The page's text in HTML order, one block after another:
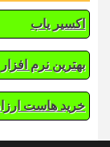
اکسیر یاب
بهترین نرم
خرید هاست